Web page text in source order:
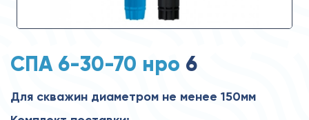
СПА 6-30-70 нро 6
Для скважин диаметром не менее 150мм